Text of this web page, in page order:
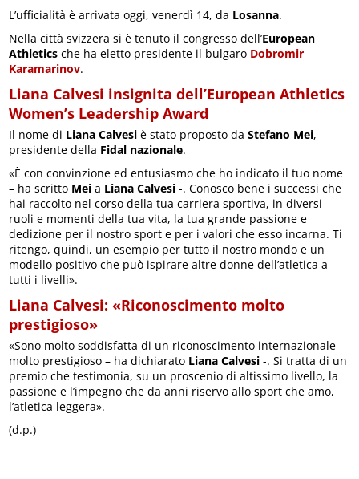
L’ufficialità è arrivata oggi, venerdì 14, da Losanna.
Nella città svizzera si è tenuto il congresso dell’European
Athletics che ha eletto presidente il bulgaro Dobromir
Karamarinov.
Liana Calvesi insignita dell’European Athletics
Women’s Leadership Award
Il nome di Liana Calvesi è stato proposto daStefano Mei,
presidente della Fidal nazionale.
«È con convinzione ed entusiasmo che ho indicato il tuo nome
– ha scritto Mei a Liana Calvesi -. Conosco bene i successi che
hai raccolto nel corso della tua carriera sportiva, in diversi
ruoli e momenti della tua vita, la tua grande passione e
dedizione per il nostro sport e per i valori che esso incarna. Ti
ritengo, quindi, un esempio per tutto il nostro mondo e un
modello positivo che può ispirare altre donne dell’atletica a
tutti i livelli».
Liana Calvesi: «Riconoscimento molto
prestigioso»
«Sono molto soddisfatta di un riconoscimento internazionale
molto prestigioso – ha dichiarato Liana Calvesi -. Si tratta di un
premio che testimonia, su un proscenio di altissimo livello, la
passione e l’impegno che da anni riservo allo sport che amo,
l’atletica leggera».
(d.p.)